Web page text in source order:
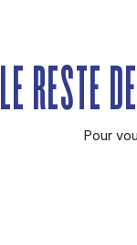
LE RESTE
Pour